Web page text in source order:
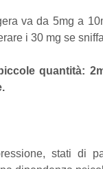
va da 5mg a
i 30 mg se
quantità:
stati di